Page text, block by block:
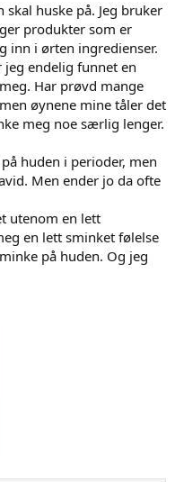
huske på. Jeg bruker
produkter som er
inn i ørten ingredienser.
endelig funnet en
Har prøvd mange
øynene mine tåler det
meg noe særlig lenger.
huden i perioder, men
Men ender jo da ofte
utenom en lett
en lett sminket følelse
på huden. Og jeg